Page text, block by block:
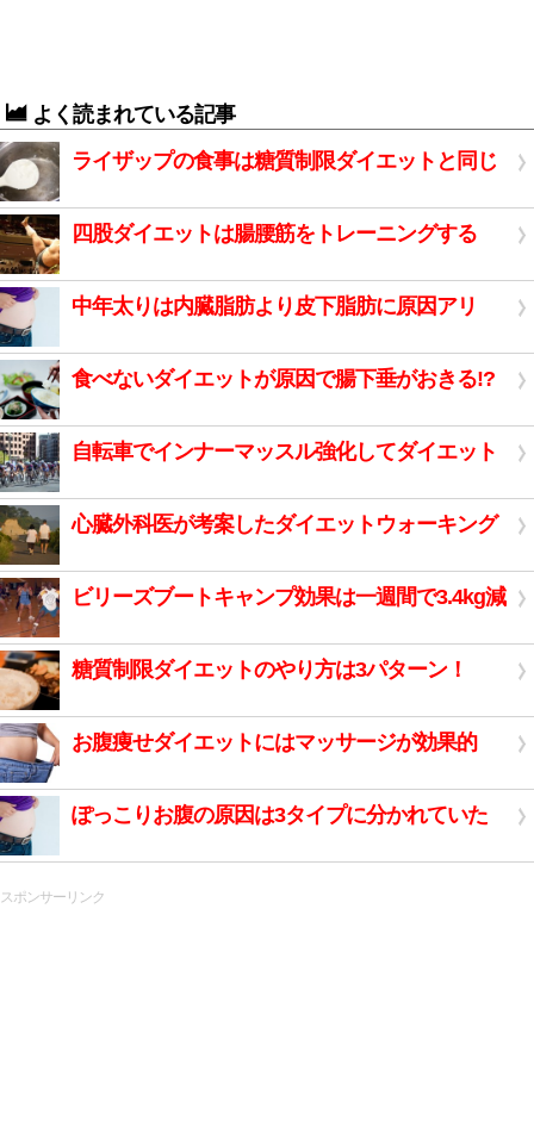
よく読まれている記事
ライザップの食事は糖質制限ダイエットと同じ
四股ダイエットは腸腰筋をトレーニングする
中年太りは内臓脂肪より皮下脂肪に原因アリ
食べないダイエットが原因で腸下垂がおきる!?
自転車でインナーマッスル強化してダイエット
心臓外科医が考案したダイエットウォーキング
ビリーズブートキャンプ効果は一週間で3.4kg減
糖質制限ダイエットのやり方は3パターン！
お腹痩せダイエットにはマッサージが効果的
ぽっこりお腹の原因は3タイプに分かれていた
スポンサーリンク